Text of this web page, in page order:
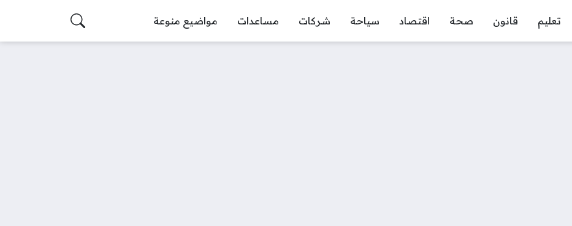
تعليم قانون صحة اقتصاد سياحة شركات مساعدات مواضيع منوعة